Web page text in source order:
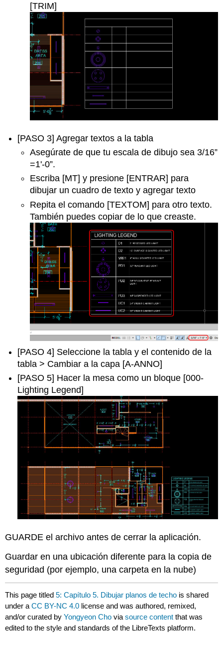
[TRIM]
[PASO 3] Agregar textos a la tabla
Asegúrate de que tu escala de dibujo sea 3/16”
=1'-0”.
Escriba [MT] y presione [ENTRAR] para
dibujar un cuadro de texto y agregar texto
Repita el comando [TEXTOM] para otro texto.
También puedes copiar de lo que creaste.
[PASO 4] Seleccione la tabla y el contenido de la
tabla > Cambiar a la capa [A-ANNO]
[PASO 5] Hacer la mesa como un bloque [000-
Lighting Legend]
GUARDE el archivo antes de cerrar la aplicación.
Guardar en una ubicación diferente para la copia de
seguridad (por ejemplo, una carpeta en la nube)
This page titled5: Capítulo 5. Dibujar planos de techo is shared
under aCC BY-NC 4.0 license and was authored, remixed,
and/or curated byYongyeon Cho viasource content that was
edited to the style and standards of the LibreTexts platform.